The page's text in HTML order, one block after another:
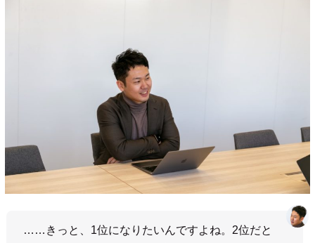
……きっと、1位になりたいんですよね。2位だと